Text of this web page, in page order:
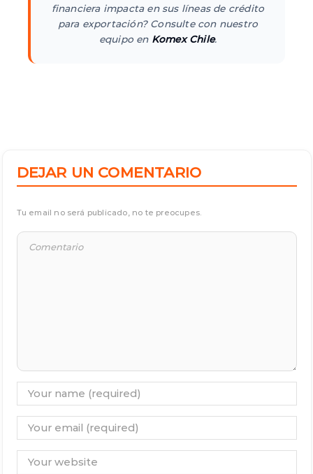
financiera impacta en sus líneas de crédito
para exportación? Consulte con nuestro
equipo en Komex Chile.
DEJAR UN COMENTARIO
Tu email no será publicado, no te preocupes.